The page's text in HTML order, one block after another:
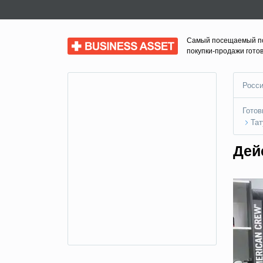
Business Asset
Самый посещаемый
покупки-продажи